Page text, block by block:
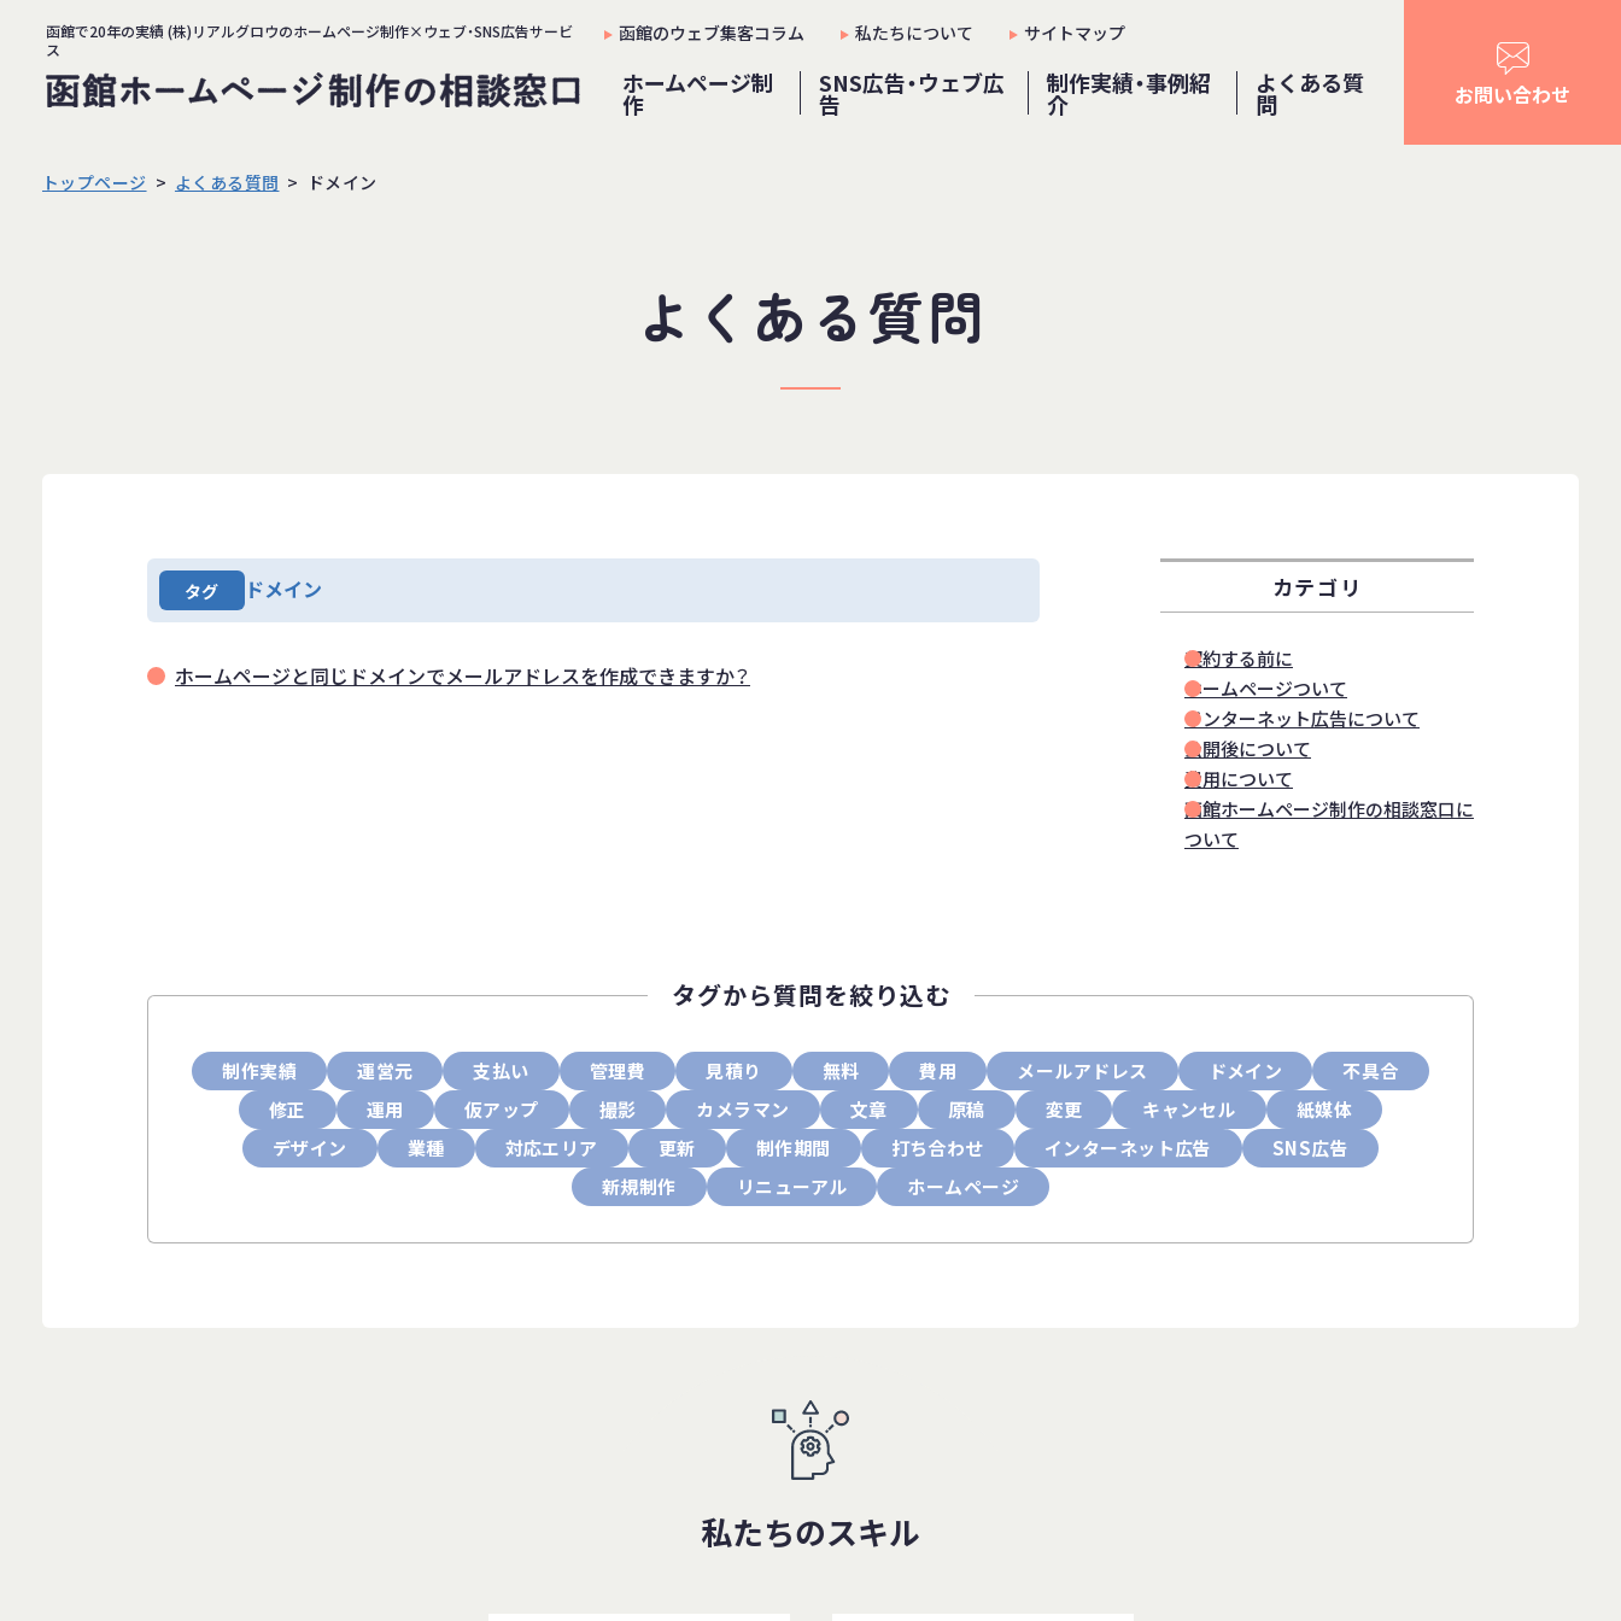
函館で20年の実績 (株)リアルグロウのホームページ制作×ウェブ・SNS広告サービ
ス
ホームページ制
作
SNS広告・ウェブ広
告
制作実績・事例紹
介
よくある質
問
函館のウェブ集客コラム 私たちについて サイトマップ
お問い合わせ
トップページ よくある質問 ドメイン
よくある質問
タグ ドメイン
ホームページと同じドメインでメールアドレスを作成できますか？
カテゴリ
契約する前に
ホームページついて
インターネット広告について
公開後について
費用について
函館ホームページ制作の相談窓口に
ついて
タグから質問を絞り込む
制作実績 運営元 支払い 管理費 見積り 無料 費用 メールアドレス ドメイン
不具合
修正
運用 仮アップ 撮影 カメラマン 文章 原稿 変更 キャンセル
紙媒体
デザイン
業種 対応エリア 更新 制作期間 打ち合わせ インターネット広告
SNS広告
新規制作
リニューアル ホームページ
私たちのスキル